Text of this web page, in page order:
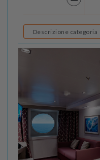
Descrizione categoria